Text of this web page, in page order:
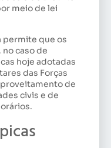
meio de lei
permite que os
caso de
hoje adotadas
das Forças
de
civis e de